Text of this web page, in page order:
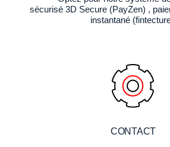
sécurisé 3D Secure (PayZen) ,
instantané
CONTACT